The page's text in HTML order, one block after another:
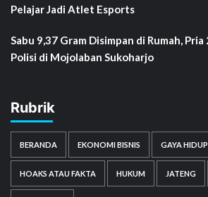
Pelajar Jadi Atlet Esports
Sabu 9,37 Gram Disimpan di Rumah,
Polisi di Mojolaban Sukoharjo
Rubrik
BERANDA EKONOMI BISNIS GAYA HIDUP
HOAKS ATAU FAKTA HUKUM JATENG